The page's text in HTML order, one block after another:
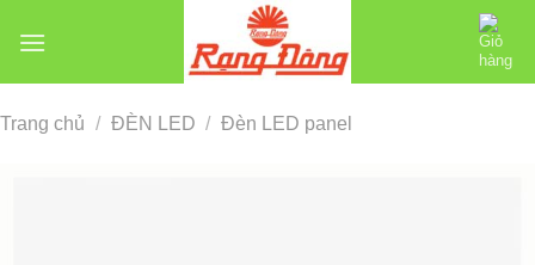
đến
Trang chủ / ĐÈN LED / Đèn LED panel